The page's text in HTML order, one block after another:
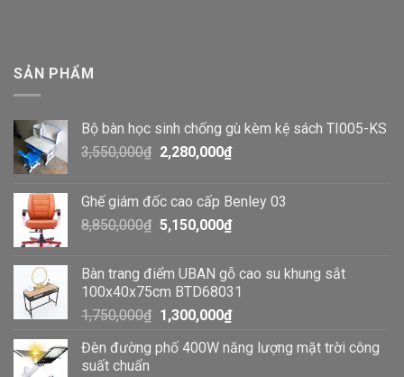
SẢN PHẨM
Bộ bàn học sinh chống gù kèm kệ sách TI005-KS
3,550,000₫ 2,280,000₫
Ghế giám đốc cao cấp Benley 03
8,850,000₫ 5,150,000₫
Bàn trang điểm UBAN gỗ cao su khung sắt
100x40x75cm BTD68031
1,750,000₫ 1,300,000₫
Đèn đường phố 400W năng lượng mặt trời công
suất chuẩn